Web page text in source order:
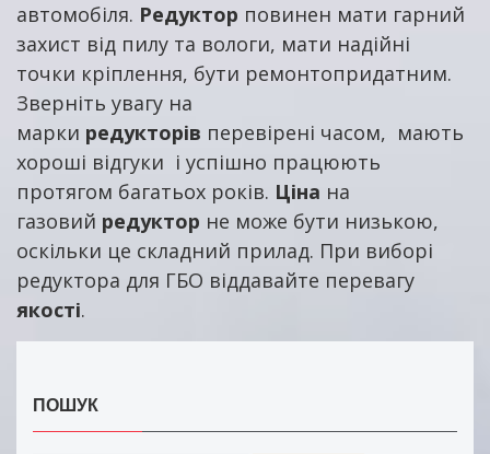
автомобіля. Редуктор повинен мати гарний
захист від пилу та вологи, мати надійні
точки кріплення, бути ремонтопридатним.
Зверніть увагу на
марки редукторів перевірені часом, мають
хороші відгуки і успішно працюють
протягом багатьох років. Ціна на
газовий редуктор не може бути низькою,
оскільки це складний прилад. При виборі
редуктора для ГБО віддавайте перевагу
якості.
ПОШУК